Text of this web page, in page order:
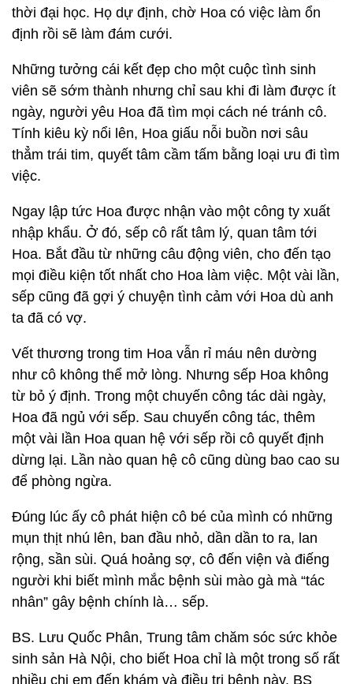
thời đại học. Họ dự định, chờ Hoa có việc làm ổn
định rồi sẽ làm đám cưới.
Những tưởng cái kết đẹp cho một cuộc tình sinh
viên sẽ sớm thành nhưng chỉ sau khi đi làm được ít
ngày, người yêu Hoa đã tìm mọi cách né tránh cô.
Tính kiêu kỳ nổi lên, Hoa giấu nỗi buồn nơi sâu
thẳm trái tim, quyết tâm cầm tấm bằng loại ưu đi tìm
việc.
Ngay lập tức Hoa được nhận vào một công ty xuất
nhập khẩu. Ở đó, sếp cô rất tâm lý, quan tâm tới
Hoa. Bắt đầu từ những câu động viên, cho đến tạo
mọi điều kiện tốt nhất cho Hoa làm việc. Một vài lần,
sếp cũng đã gợi ý chuyện tình cảm với Hoa dù anh
ta đã có vợ.
Vết thương trong tim Hoa vẫn rỉ máu nên dường
như cô không thể mở lòng. Nhưng sếp Hoa không
từ bỏ ý định. Trong một chuyến công tác dài ngày,
Hoa đã ngủ với sếp. Sau chuyến công tác, thêm
một vài lần Hoa quan hệ với sếp rồi cô quyết định
dừng lại. Lần nào quan hệ cô cũng dùng bao cao su
để phòng ngừa.
Đúng lúc ấy cô phát hiện cô bé của mình có những
mụn thịt nhú lên, ban đầu nhỏ, dần dần to ra, lan
rộng, sần sùi. Quá hoảng sợ, cô đến viện và điếng
người khi biết mình mắc bệnh sùi mào gà mà “tác
nhân” gây bệnh chính là… sếp.
BS. Lưu Quốc Phân, Trung tâm chăm sóc sức khỏe
sinh sản Hà Nội, cho biết Hoa chỉ là một trong số rất
nhiều chị em đến khám và điều trị bệnh này. BS